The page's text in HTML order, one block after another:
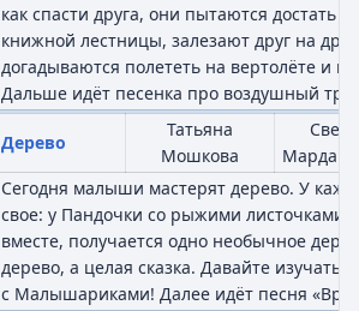
как спасти друга, они пытаются достать
книжной лестницы, залезают друг на
догадываются полететь на вертолёте и
Дальше идёт песенка про воздушный
Дерево
Татьяна
Мошкова
Сегодня малыши мастерят дерево. У
свое: у Пандочки со рыжими листочками.
вместе, получается одно необычное
дерево, а целая сказка. Давайте изучать
с Малышариками! Далее идёт песня